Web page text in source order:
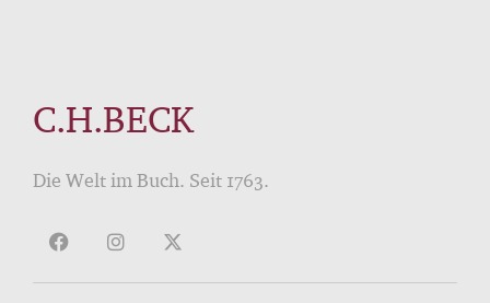
C.H.BECK
Die Welt im Buch. Seit 1763.